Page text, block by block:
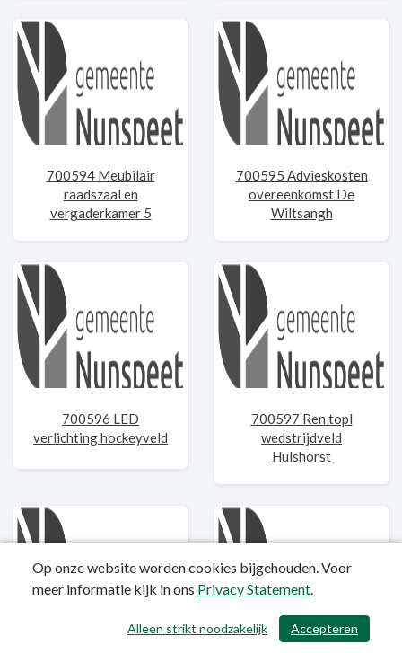
700594 Meubilair
raadszaal en
vergaderkamer 5
700595 Advieskosten
overeenkomst De
Wiltsangh
700596 LED
verlichting hockeyveld
700597 Ren topl
wedstrijdveld
Hulshorst
Op onze website worden cookies bijgehouden. Voor
meer informatie kijk in ons Privacy Statement.
Accepteren
Alleen strikt noodzakelijk